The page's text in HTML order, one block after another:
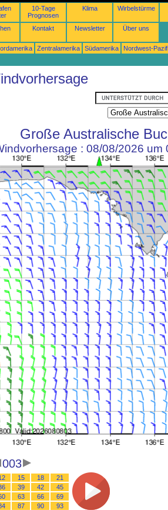
10-Tage
Prognosen
Klima Wirbelstürme
Kontakt Newsletter Über uns
Zentralamerika Südamerika
Nordwest-
Große Australische
: 08/08/2026 um
003
15 18
21
39 42
45
63 66
69
87 90 93